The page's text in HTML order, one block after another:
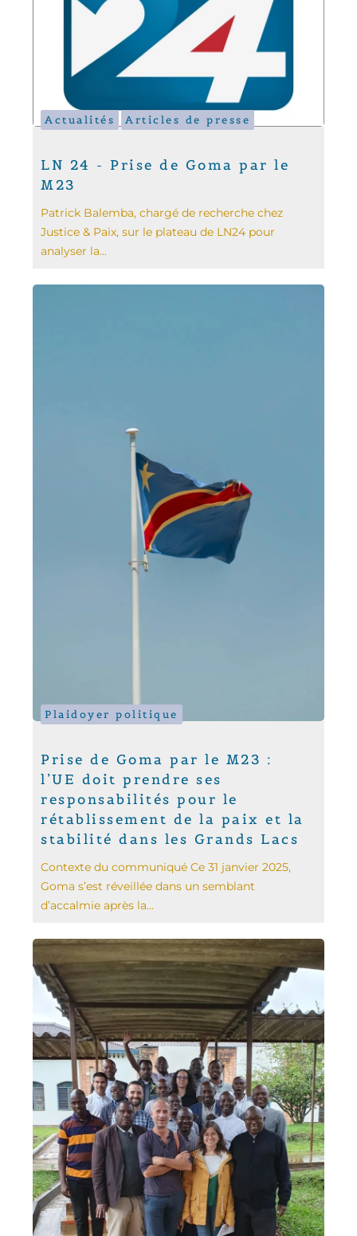
Actualités Articles de presse
LN 24 - Prise de Goma par le
M23
Patrick Balemba, chargé de recherche chez
Justice & Paix, sur le plateau de LN24 pour
analyser la...
Plaidoyer politique
Prise de Goma par le M23 :
l’UE doit prendre ses
responsabilités pour le
rétablissement de la paix et la
stabilité dans les Grands Lacs
Contexte du communiqué Ce 31 janvier 2025,
Goma s’est réveillée dans un semblant
d’accalmie après la...